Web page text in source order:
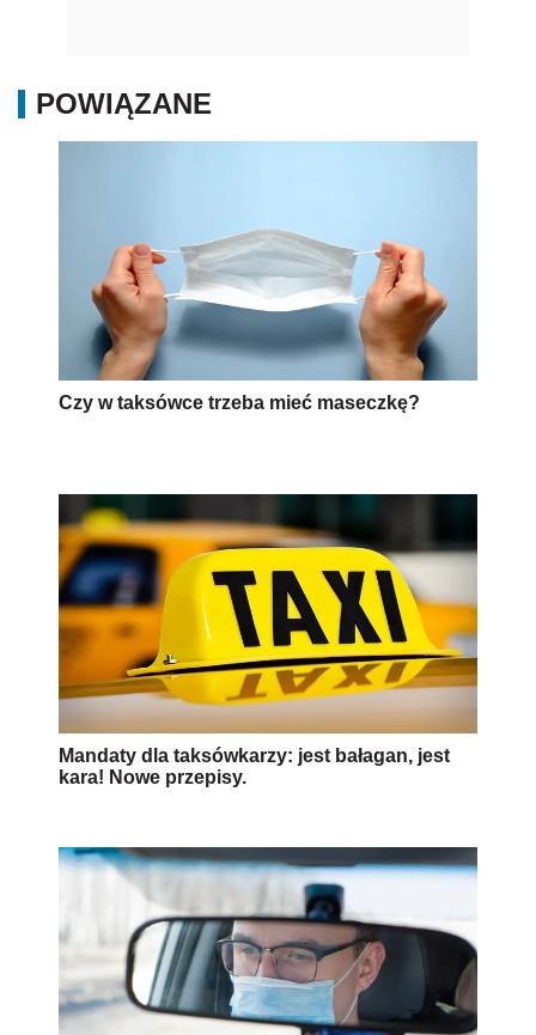
POWIĄZANE
Czy w taksówce trzeba mieć maseczkę?
Mandaty dla taksówkarzy: jest bałagan, jest
kara! Nowe przepisy.